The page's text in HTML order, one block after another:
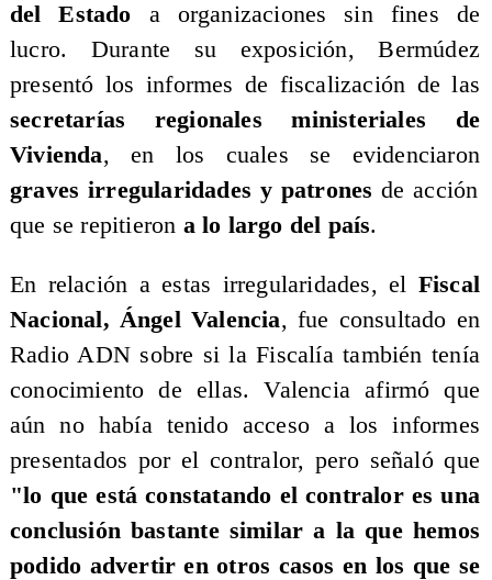
del Estado a organizaciones sin fines de
lucro. Durante su exposición, Bermúdez
presentó los informes de fiscalización de las
secretarías regionales ministeriales de
Vivienda, en los cuales se evidenciaron
graves irregularidades y patronesde acción
que se repitieron a lo largo del país.
En relación a estas irregularidades, el Fiscal
Nacional, Ángel Valencia, fue consultado en
Radio ADN sobre si la Fiscalía también tenía
conocimiento de ellas. Valencia afirmó que
aún no había tenido acceso a los informes
presentados por el contralor, pero señaló que
"lo que está constatando el contralor es una
conclusión bastante similar a la que hemos
podido advertir en otros casos en los que se